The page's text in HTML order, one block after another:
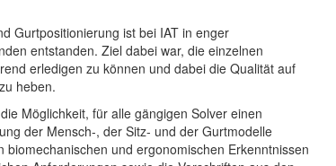
Gurtpositionierung ist bei IAT in enger
entstanden. Ziel dabei war, die einzelnen
erledigen zu können und dabei die Qualität auf
heben.
Möglichkeit, für alle gängigen Solver einen
der Mensch-, der Sitz- und der Gurtmodelle
und ergonomischen Erkenntnissen